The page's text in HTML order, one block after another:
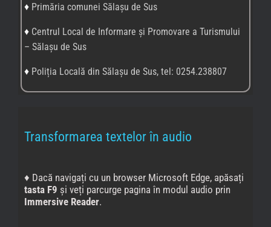
♦ Primăria comunei Sălașu de Sus
♦ Centrul Local de Informare și Promovare a Turismului
– Sălașu de Sus
♦ Poliția Locală din Sălașu de Sus, tel: 0254.238807
Transformarea textelor în audio
♦ Dacă navigați cu un browser Microsoft Edge, apăsați
tasta F9 și veți parcurge pagina în modul audio prin
Immersive Reader.